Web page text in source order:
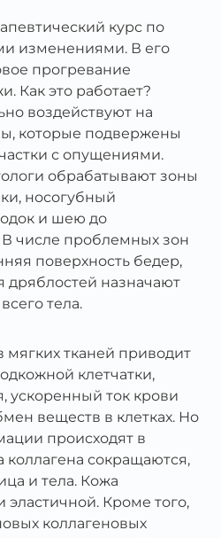
курс по
изменениями. В его
прогревание
Как это работает?
воздействуют на
которые подвержены
с опущениями.
обрабатывают зоны
носогубный
и шею до
числе проблемных зон
поверхность бедер,
дряблостей назначают
тела.
тканей приводит
клетчатки,
ускоренный ток крови
веществ в клетках. Но
происходят в
сокращаются,
и тела. Кожа
эластичной. Кроме того,
коллагеновых